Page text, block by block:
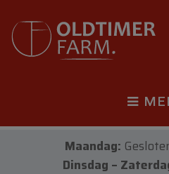
Maandag:
Dinsdag –